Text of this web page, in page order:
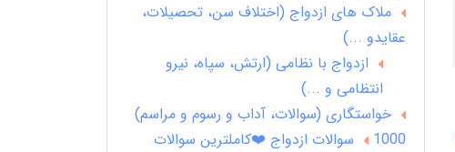
ملاک های ازدواج (اختلاف سن، تحصیلات،
عقایدو ...)
ازدواج با نظامی (ارتش، سپاه، نیرو
انتظامی و ...)
خواستگاری (سوالات، آداب و رسوم و مراسم)
1000 سوالات ازدواج ❤️کاملترین سوالات